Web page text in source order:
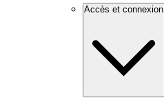
Accès et connexion